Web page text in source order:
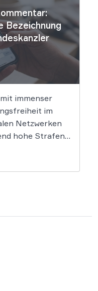
Das Landgericht
hat in […]
Bezeichnung
immenser
im
Netzwerken
hohe Strafen.
empfindliche
den